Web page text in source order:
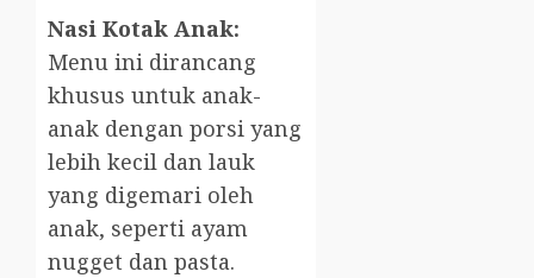
Nasi Kotak Anak:
Menu ini dirancang
khusus untuk anak-
anak dengan porsi yang
lebih kecil dan lauk
yang digemari oleh
anak, seperti ayam
nugget dan pasta.